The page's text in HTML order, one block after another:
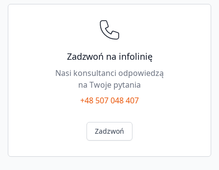
Zadzwoń na infolinię
Nasi konsultanci odpowiedzą
na Twoje pytania
+48 507 048 407
Zadzwoń